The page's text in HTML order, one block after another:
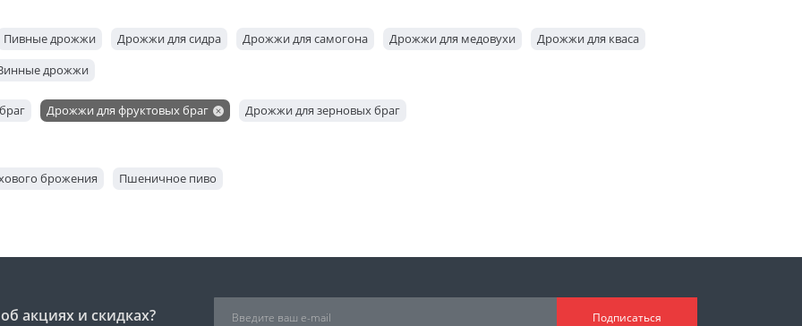
Пивные дрожжи Дрожжи для сидра Дрожжи для самогона Дрожжи для медовухи
Дрожжи для кваса
дрожжи
Дрожжи для фруктовых браг Дрожжи для зерновых браг
брожения Пшеничное пиво
акциях и скидках? Подписаться